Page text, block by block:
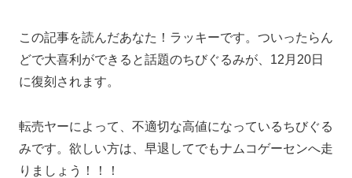
この記事を読んだあなた！ラッキーです。ついったらん
どで大喜利ができると話題のちびぐるみが、12月20日
に復刻されます。
転売ヤーによって、不適切な高値になっているちびぐる
みです。欲しい方は、早退してでもナムコゲーセンへ走
りましょう！！！